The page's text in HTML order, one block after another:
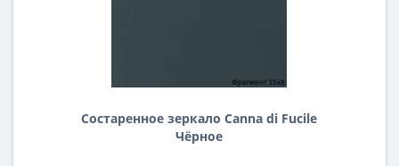
Состаренное зеркало Canna di Fucile
Чёрное